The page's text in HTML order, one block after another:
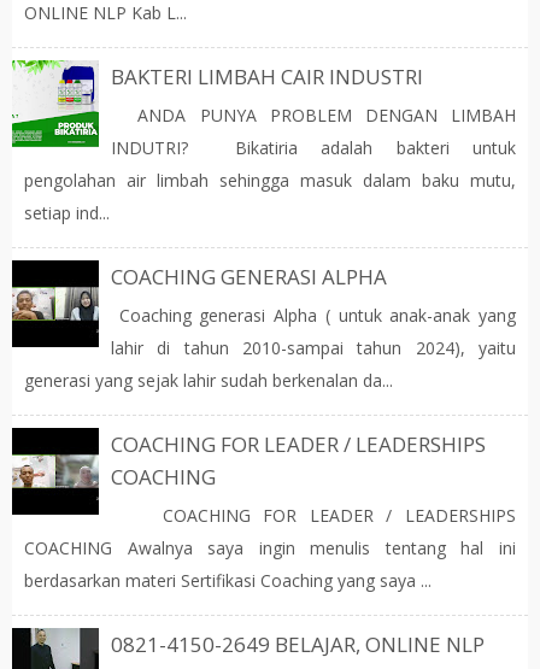
ONLINE NLP Kab L...
BAKTERI LIMBAH CAIR INDUSTRI
ANDA PUNYA PROBLEM DENGAN LIMBAH
INDUTRI? Bikatiria adalah bakteri untuk
pengolahan air limbah sehingga masuk dalam baku mutu,
setiap ind...
COACHING GENERASI ALPHA
Coaching generasi Alpha ( untuk anak-anak yang
lahir di tahun 2010-sampai tahun 2024), yaitu
generasi yang sejak lahir sudah berkenalan da...
COACHING FOR LEADER / LEADERSHIPS
COACHING
COACHING FOR LEADER / LEADERSHIPS
COACHING Awalnya saya ingin menulis tentang hal ini
berdasarkan materi Sertifikasi Coaching yang saya ...
0821-4150-2649 BELAJAR, ONLINE NLP